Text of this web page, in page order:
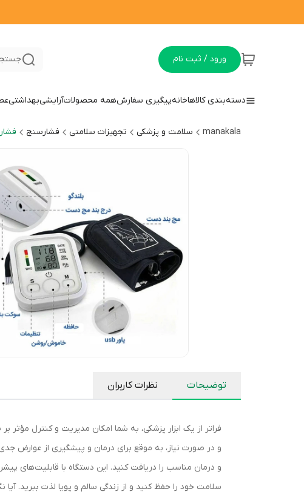
ورود / ثبت نام
دسته‌بندی کالاهاخانهپیگیری سفارشهمه محصولاتآرایشیبهداشتی
manakala سلامت و پزشکی تجهیزات سلامتی فشارسنج
توضیحات نظرات کاربران
فراتر از یک ابزار پزشکی، به شما امکان مدیریت و کنترل
و در صورت نیاز، به موقع برای درمان و پیشگیری از عوارض
و درمان مناسب را دریافت کنید. این دستگاه با قابلیت‌های
سلامت خود را حفظ کنید و از زندگی سالم و پویا لذت ببرید.